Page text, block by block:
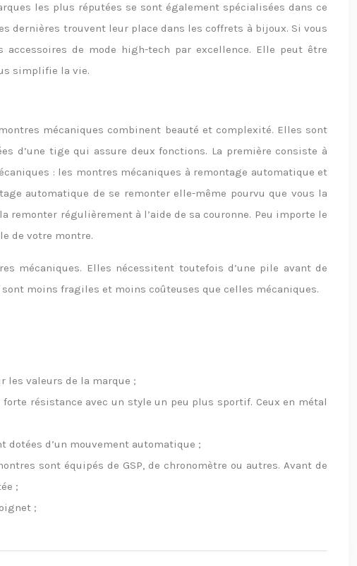
les plus réputées se sont également spécialisées dans ce
dernières trouvent leur place dans les coffrets à bijoux. Si vous
de mode high-tech par excellence. Elle peut être
simplifie la vie.
mécaniques combinent beauté et complexité. Elles sont
d’une tige qui assure deux fonctions. La première consiste à
: les montres mécaniques à remontage automatique et
automatique de se remonter elle-même pourvu que vous la
remonter régulièrement à l’aide de sa couronne. Peu importe le
de votre montre.
mécaniques. Elles nécessitent toutefois d’une pile avant de
moins fragiles et moins coûteuses que celles mécaniques.
les valeurs de la marque ;
résistance avec un style un peu plus sportif. Ceux en métal
dotées d’un mouvement automatique ;
sont équipés de GSP, de chronomètre ou autres. Avant de
;
;